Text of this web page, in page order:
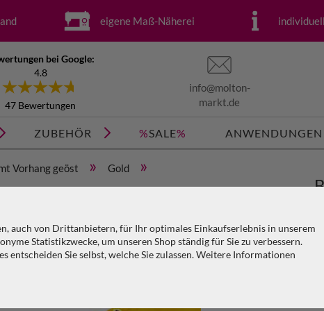
auch von Drittanbietern, für Ihr optimales Einkaufserlebnis in unserem
Statistikzwecke, um unseren Shop ständig für Sie zu verbessern.
entscheiden Sie selbst, welche Sie zulassen. Weitere Informationen
eigene Maß-Näherei
bei Google:
4.8
47 Bewertungen
info@molton-
markt.de
ZUBEHÖR %SALE% ANWENDUNGEN
Vorhang geöst » Gold »